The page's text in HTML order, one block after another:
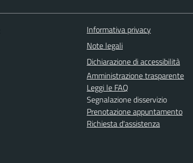
Informativa privacy
Note legali
Dichiarazione di accessibilità
Amministrazione trasparente
Leggi le FAQ
Segnalazione disservizio
Prenotazione appuntamento
Richiesta d'assistenza